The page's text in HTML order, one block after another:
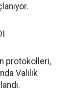
protokolleri,
Valilik